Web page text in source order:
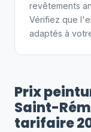
revêtements
Vérifiez que
adaptés à
Prix
Saint-
tarifaire